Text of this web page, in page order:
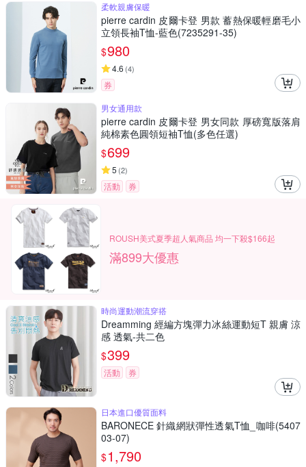
柔軟親膚保暖
pierre cardin 皮爾卡登 男款 蓄熱保暖輕磨毛小
立領長袖T恤-藍色(7235291-35)
$980
4.6 (4)
券
男女通用款
pierre cardin 皮爾卡登 男女同款 厚磅寬版落肩
純棉素色圓領短袖T恤(多色任選)
$699
5 (2)
活動 券
ROUSH美式夏季超人氣商品 均一下殺$166起
滿899大優惠
時尚運動潮流穿搭
Dreamming 經編方塊彈力冰絲運動短T 親膚 涼
感 透氣-共二色
$399
活動 券
日本進口優質面料
BARONECE 針織網狀彈性透氣T恤_咖啡(5407
03-07)
$1,790